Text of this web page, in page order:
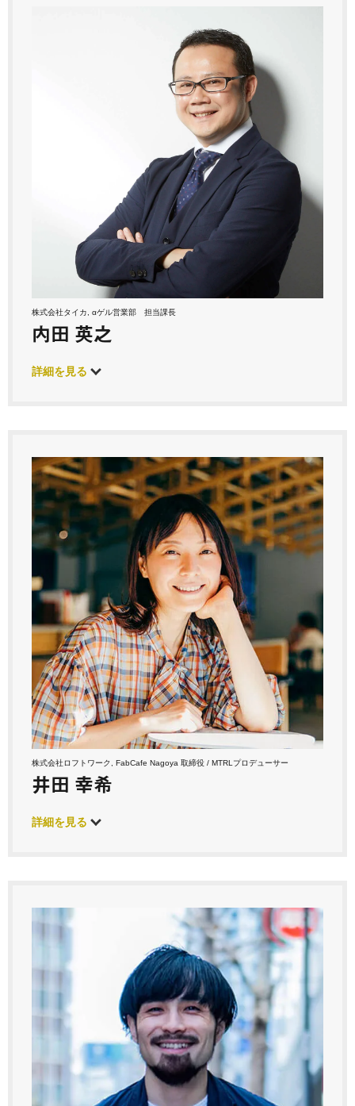
株式会社タイカ, αゲル営業部 担当課長
内田 英之
詳細を見る
株式会社ロフトワーク, FabCafe Nagoya 取締役 / MTRLプロデューサー
井田 幸希
詳細を見る